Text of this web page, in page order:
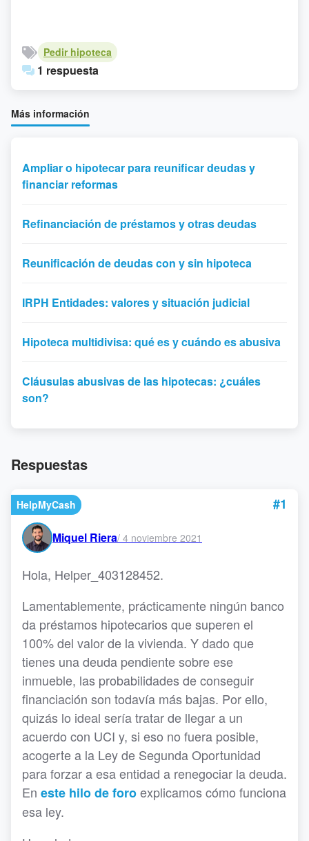
Pedir hipoteca
1 respuesta
Más información
Ampliar o hipotecar para reunificar deudas y
financiar reformas
Refinanciación de préstamos y otras deudas
Reunificación de deudas con y sin hipoteca
IRPH Entidades: valores y situación judicial
Hipoteca multidivisa: qué es y cuándo es abusiva
Cláusulas abusivas de las hipotecas: ¿cuáles
son?
Respuestas
HelpMyCash #1
Miquel Riera/ 4 noviembre 2021
Hola, Helper_403128452.
Lamentablemente, prácticamente ningún banco
da préstamos hipotecarios que superen el
100% del valor de la vivienda. Y dado que
tienes una deuda pendiente sobre ese
inmueble, las probabilidades de conseguir
financiación son todavía más bajas. Por ello,
quizás lo ideal sería tratar de llegar a un
acuerdo con UCI y, si eso no fuera posible,
acogerte a la Ley de Segunda Oportunidad
para forzar a esa entidad a renegociar la deuda.
En este hilo de foroexplicamos cómo funciona
esa ley.